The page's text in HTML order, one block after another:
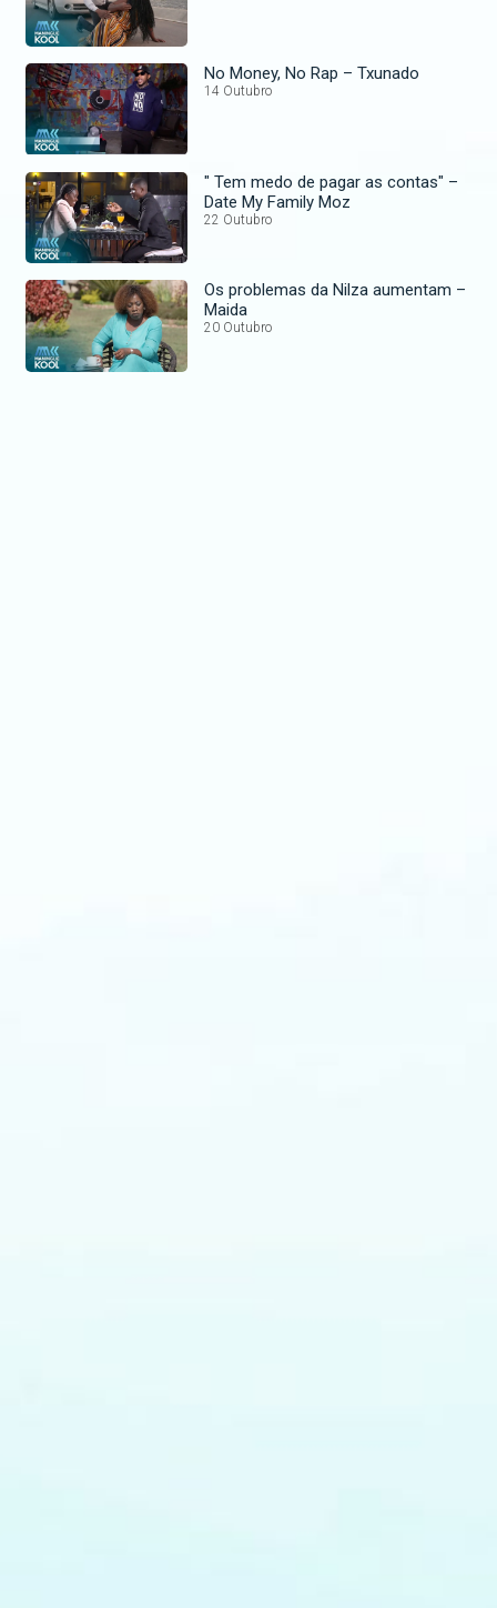
No Money, No Rap – Txunado
14 Outubro
" Tem medo de pagar as contas" –
Date My Family Moz
22 Outubro
Os problemas da Nilza aumentam –
Maida
20 Outubro